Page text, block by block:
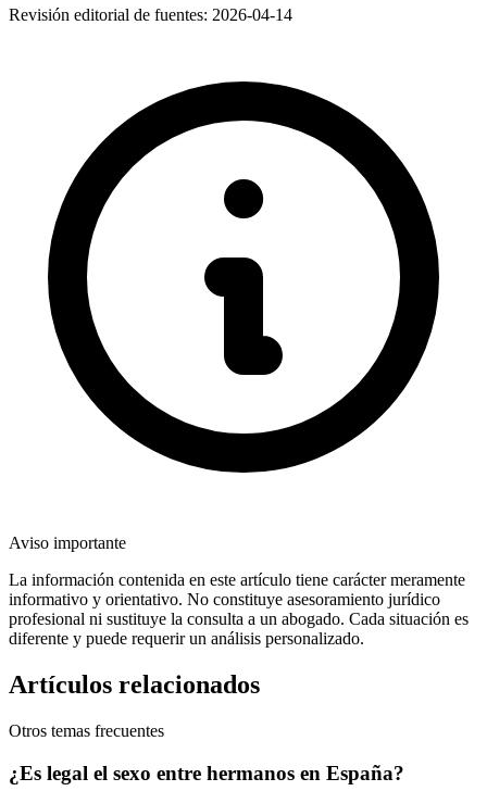
Revisión editorial de fuentes: 2026-04-14
Aviso importante
La información contenida en este artículo tiene carácter meramente
informativo y orientativo. No constituye asesoramiento jurídico
profesional ni sustituye la consulta a un abogado. Cada situación es
diferente y puede requerir un análisis personalizado.
Artículos relacionados
Otros temas frecuentes
¿Es legal el sexo entre hermanos en España?